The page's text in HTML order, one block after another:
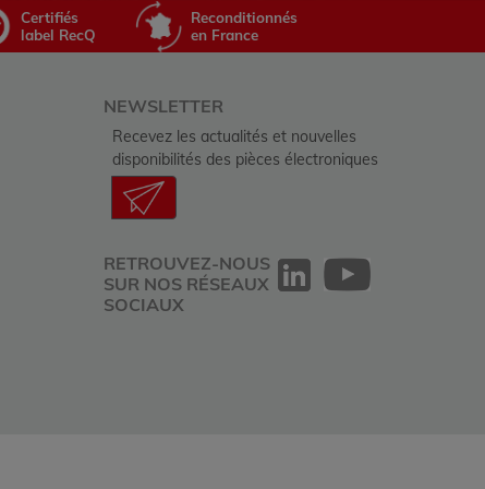
Certifiés
label RecQ
Reconditionnés
en France
NEWSLETTER
Recevez les actualités et nouvelles
disponibilités des pièces électroniques
RETROUVEZ-NOUS
SUR NOS RÉSEAUX
SOCIAUX